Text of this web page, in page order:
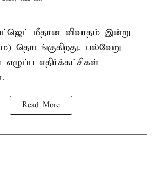
மீதான விவாதம் இன்று
தொடங்குகிறது. பல்வேறு
எதிர்க்கட்சிகள்
Read More